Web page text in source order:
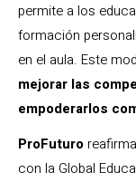
permite a los
formación
en el aula. Este
mejorar las
empoderarlos
ProFuturo
con la Global